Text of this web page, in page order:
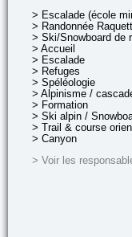
> Escalade (école
> Randonnée
> Ski/Snowboard de
> Accueil
> Escalade
> Refuges
> Spéléologie
> Alpinisme /
> Formation
> Ski alpin /
> Trail & course
> Canyon
> Voir les